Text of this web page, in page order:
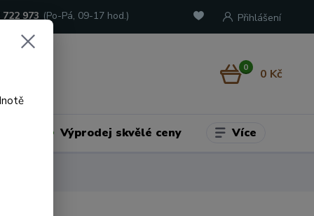
Přihlášení
973 (Po-Pá, 09-17 hod.)
0 0 Kč
Výprodej skvělé ceny Více